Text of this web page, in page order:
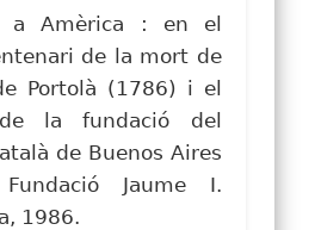
a Amèrica : en el
de la mort de
Portolà (1786) i el
la fundació del
de Buenos Aires
Jaume I.
1986.